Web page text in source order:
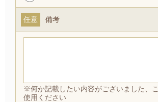
備考
任意
※何か記載したい内容がございました、
使用ください